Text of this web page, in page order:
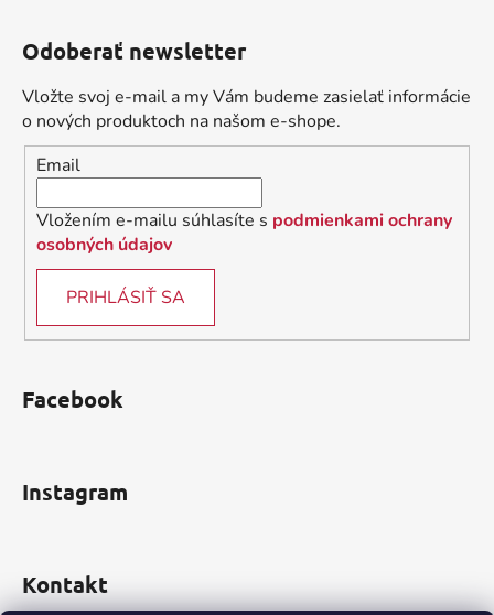
Odoberať newsletter
Vložte svoj e-mail a my Vám budeme zasielať informácie
o nových produktoch na našom e-shope.
Email
Vložením e-mailu súhlasíte s podmienkami ochrany
osobných údajov
PRIHLÁSIŤ SA
Facebook
Instagram
Kontakt